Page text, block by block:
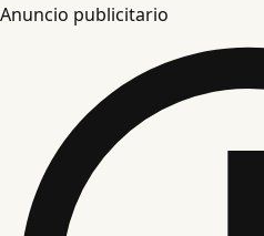
Anuncio publicitario